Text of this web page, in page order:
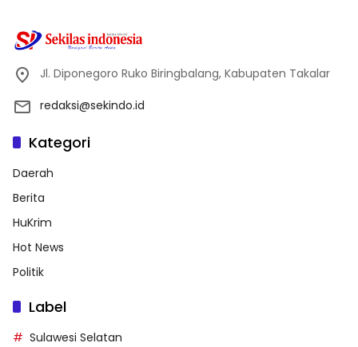
Jl. Diponegoro Ruko Biringbalang, Kabupaten Takalar
redaksi@sekindo.id
Kategori
Daerah
Berita
HuKrim
Hot News
Politik
Label
Sulawesi Selatan